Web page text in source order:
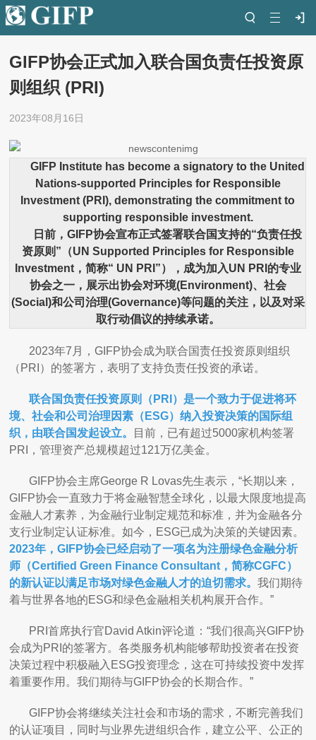
GIFP协会正式加入联合国负责任投资原
则组织 (PRI)
2023年08月16日
GIFP Institute has become a signatory to the United
Nations-supported Principles for Responsible
Investment (PRI), demonstrating the commitment to
supporting responsible investment.
日前，GIFP协会宣布正式签署联合国支持的“负责任投
资原则”（UN Supported Principles for Responsible
Investment，简称“ UN PRI”），成为加入UN PRI的专业
协会之一，展示出协会对环境(Environment)、社会
(Social)和公司治理(Governance)等问题的关注，以及对采
取行动倡议的持续承诺。
2023年7月，GIFP协会成为联合国责任投资原则组织
（PRI）的签署方，表明了支持负责任投资的承诺。
联合国负责任投资原则（PRI）是一个致力于促进将环
境、社会和公司治理因素（ESG）纳入投资决策的国际组
织，由联合国发起设立。
目前，已有超过5000家机构签署
PRI，管理资产总规模超过121万亿美金。
GIFP协会主席George R Lovas先生表示，“长期以来，
GIFP协会一直致力于将金融智慧全球化，以最大限度地提高
金融人才素养，为金融行业制定规范和标准，并为金融各分
支行业制定认证标准。如今，ESG已成为决策的关键因素。
2023年，GIFP协会已经启动了一项名为注册绿色金融分析
师（Certified Green Finance Consultant，简称CGFC）
的新认证以满足市场对绿色金融人才的迫切需求。我们期待
着与世界各地的ESG和绿色金融相关机构展开合作。”
PRI首席执行官David Atkin评论道：“我们很高兴GIFP协
会成为PRI的签署方。各类服务机构能够帮助投资者在投资
决策过程中积极融入ESG投资理念，这在可持续投资中发挥
着重要作用。我们期待与GIFP协会的长期合作。”
GIFP协会将继续关注社会和市场的需求，不断完善我们
的认证项目，同时与业界先进组织合作，建立公平、公正的